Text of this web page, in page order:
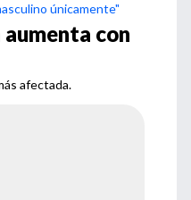
únicamente"
con
afectada.